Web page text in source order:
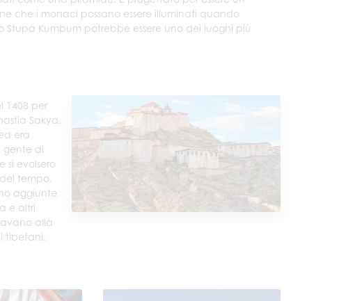
che i monaci possano essere illuminati quando
Kumbum potrebbe essere uno dei luoghi più
1408 per
Sakya.
era
gente di
evolsero
tempo,
aggiunte
e altri
alla
tibetani.